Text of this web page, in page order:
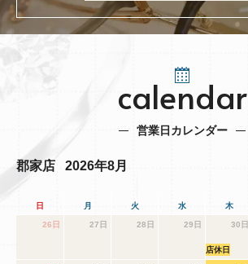
calendar
営業日カレンダー
郡家店 2026年8月
日 月 火 水 木
26日 27日 28日 29日 30日
店休日